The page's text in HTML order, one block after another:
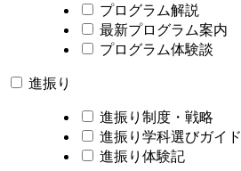
プログラム解説
最新プログラム案内
プログラム体験談
進振り
進振り制度・戦略
進振り学科選びガイド
進振り体験記